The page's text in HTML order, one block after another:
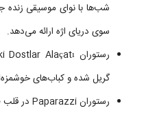
شب‌ها با نوای موسیقی زنده
سوی دریای اژه ارائه می‌دهد.
گریل شده و کباب‌های